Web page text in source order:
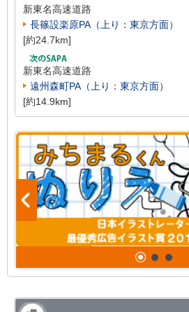
新東名高速道路
長篠設楽原PA（上り：東京方面）
[約24.7km]
新東名高速道路
遠州森町PA（上り：東京方面）
[約14.9km]